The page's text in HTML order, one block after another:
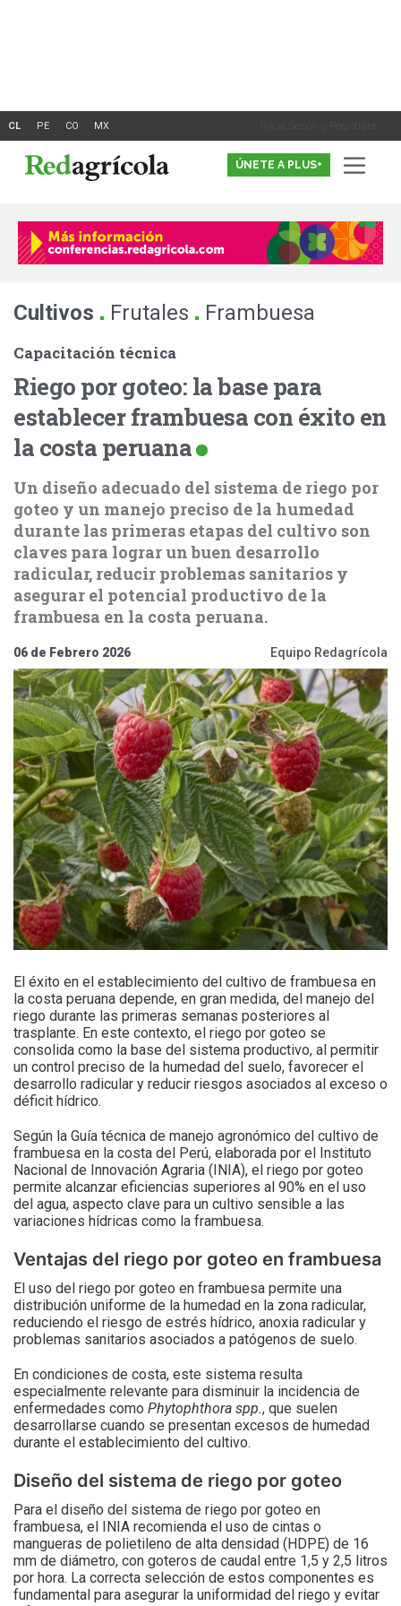
Inicia Sesión o Registrate
ÚNETE A PLUS+
Cultivos . Frutales . Frambuesa
Capacitación técnica
Riego por goteo: la base para
establecer frambuesa con éxito en
la costa peruana
Un diseño adecuado del sistema de riego por
goteo y un manejo preciso de la humedad
durante las primeras etapas del cultivo son
claves para lograr un buen desarrollo
radicular, reducir problemas sanitarios y
asegurar el potencial productivo de la
frambuesa en la costa peruana.
06 de Febrero 2026 Equipo Redagrícola
El éxito en el establecimiento del cultivo de frambuesa en
la costa peruana depende, en gran medida, del manejo del
riego durante las primeras semanas posteriores al
trasplante. En este contexto, el riego por goteo se
consolida como la base del sistema productivo, al permitir
un control preciso de la humedad del suelo, favorecer el
desarrollo radicular y reducir riesgos asociados al exceso o
déficit hídrico.
Según la Guía técnica de manejo agronómico del cultivo de
frambuesa en la costa del Perú, elaborada por el Instituto
Nacional de Innovación Agraria (INIA), el riego por goteo
permite alcanzar eficiencias superiores al 90% en el uso
del agua, aspecto clave para un cultivo sensible a las
variaciones hídricas como la frambuesa.
Ventajas del riego por goteo en frambuesa
El uso del riego por goteo en frambuesa permite una
distribución uniforme de la humedad en la zona radicular,
reduciendo el riesgo de estrés hídrico, anoxia radicular y
problemas sanitarios asociados a patógenos de suelo.
En condiciones de costa, este sistema resulta
especialmente relevante para disminuir la incidencia de
enfermedades como Phytophthora spp., que suelen
desarrollarse cuando se presentan excesos de humedad
durante el establecimiento del cultivo.
Diseño del sistema de riego por goteo
Para el diseño del sistema de riego por goteo en
frambuesa, el INIA recomienda el uso de cintas o
mangueras de polietileno de alta densidad (HDPE) de 16
mm de diámetro, con goteros de caudal entre 1,5 y 2,5 litros
por hora. La correcta selección de estos componentes es
fundamental para asegurar la uniformidad del riego y evitar